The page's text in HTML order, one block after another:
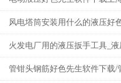
压电动好色先生软件下载厂家
风电塔筒安装用什么的液压好
生软件下载（驱轴式液压好色先
软件下载）
火发电厂用的液压扳手工具_液
好色先生软件下载工具
管钳头钢筋好色先生软件下载/